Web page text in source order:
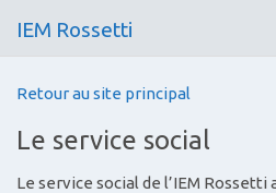
IEM Rossetti
Retour au site principal
Le service social
Le service social de l’IEM